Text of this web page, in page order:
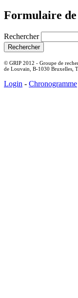
Formulaire
Rechercher
© GRIP 2012 - Groupe de
de Louvain, B-1030 Bruxelles,
Login - Chronogramme